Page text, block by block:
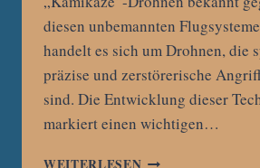
diesen unbemannten
handelt es sich um Drohnen, die
präzise und zerstörerische
sind. Die Entwicklung dieser
markiert einen wichtigen…
MILITÄRISCHE